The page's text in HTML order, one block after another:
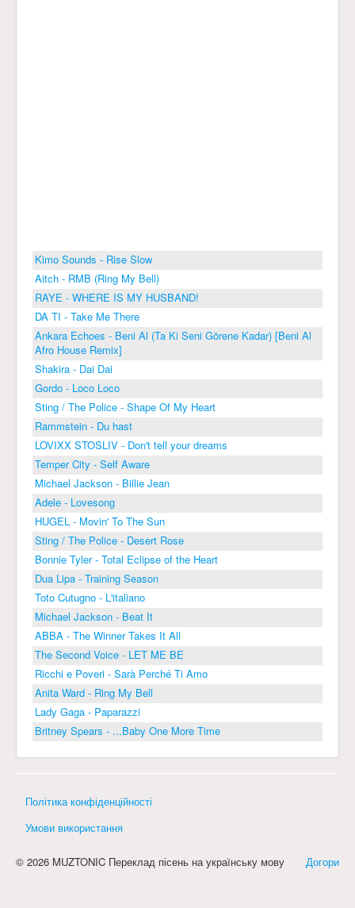
Kimo Sounds - Rise Slow
Aitch - RMB (Ring My Bell)
RAYE - WHERE IS MY HUSBAND!
DA TI - Take Me There
Ankara Echoes - Beni Al (Ta Ki Seni Görene Kadar) [Beni Al
Afro House Remix]
Shakira - Dai Dai
Gordo - Loco Loco
Sting / The Police - Shape Of My Heart
Rammstein - Du hast
LOVIXX STOSLIV - Don't tell your dreams
Temper City - Self Aware
Michael Jackson - Billie Jean
Adele - Lovesong
HUGEL - Movin' To The Sun
Sting / The Police - Desert Rose
Bonnie Tyler - Total Eclipse of the Heart
Dua Lipa - Training Season
Toto Cutugno - L'italiano
Michael Jackson - Beat It
ABBA - The Winner Takes It All
The Second Voice - LET ME BE
Ricchi e Poveri - Sarà Perché Ti Amo
Anita Ward - Ring My Bell
Lady Gaga - Paparazzi
Britney Spears - ...Baby One More Time
Політика конфіденційності
Умови використання
Догори
© 2026 MUZTONIC Переклад пісень на українську мову